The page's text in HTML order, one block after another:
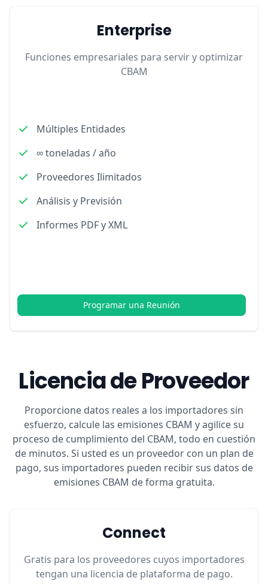
Enterprise
Funciones empresariales para servir y optimizar
CBAM
Múltiples Entidades
∞ toneladas / año
Proveedores Ilimitados
Análisis y Previsión
Informes PDF y XML
Programar una Reunión
Licencia de Proveedor
Proporcione datos reales a los importadores sin
esfuerzo, calcule las emisiones CBAM y agilice su
proceso de cumplimiento del CBAM, todo en cuestión
de minutos. Si usted es un proveedor con un plan de
pago, sus importadores pueden recibir sus datos de
emisiones CBAM de forma gratuita.
Connect
Gratis para los proveedores cuyos importadores
tengan una licencia de plataforma de pago.